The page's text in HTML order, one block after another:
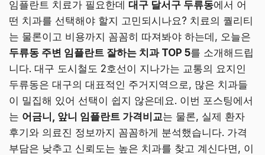
임플란트 치료가 필요한데 대구 달서구 두류동에서 어
떤 치과를 선택해야 할지 고민되시나요? 치료의 퀄리티
는 물론이고 비용까지 꼼꼼히 따져봐야 하는데, 오늘은
두류동 주변 임플란트 잘하는 치과 TOP 5를 소개해드립
니다. 대구 도시철도 2호선이 지나가는 교통의 요지인
두류동은 대구의 대표적인 주거지역으로, 많은 치과들
이 밀집해 있어 선택이 쉽지 않은데요. 이번 포스팅에서
는 어금니, 앞니 임플란트 가격비교는 물론, 실제 환자
후기와 의료진 정보까지 꼼꼼하게 분석했습니다. 가격
부담은 낮추고 신뢰도는 높은 치과를 찾고 계신다면, 이